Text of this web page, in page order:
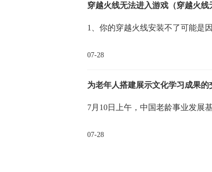
穿越火线无法进入游戏（穿越火线
1、你的穿越火线安装不了可能是
07-28
为老年人搭建展示文化学习成果的
7月10日上午，中国老龄事业发展
07-28